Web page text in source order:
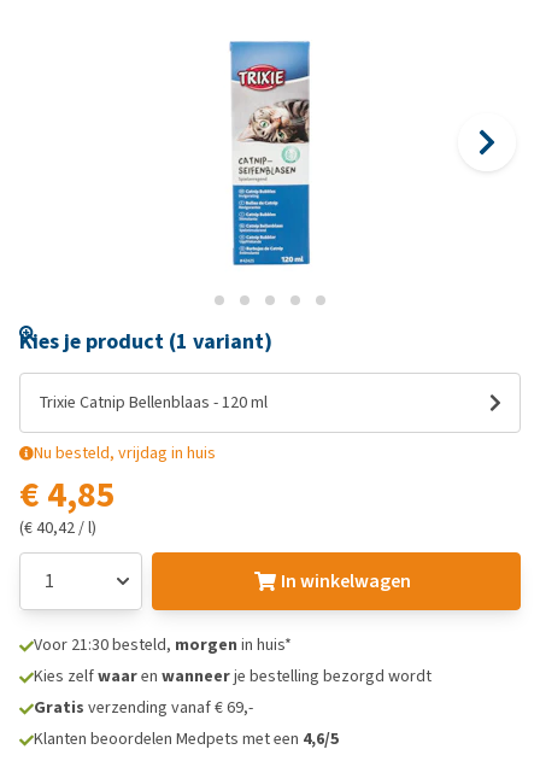
Kies je product (1 variant)
Trixie Catnip Bellenblaas - 120 ml
Nu besteld, vrijdag in huis
€ 4,85
(€ 40,42 / l)
In winkelwagen
Voor 21:30 besteld, morgen in huis*
Kies zelfwaaren wanneerje bestelling bezorgd wordt
Gratis verzending vanaf € 69,-
Klanten beoordelen Medpets met een 4,6/5